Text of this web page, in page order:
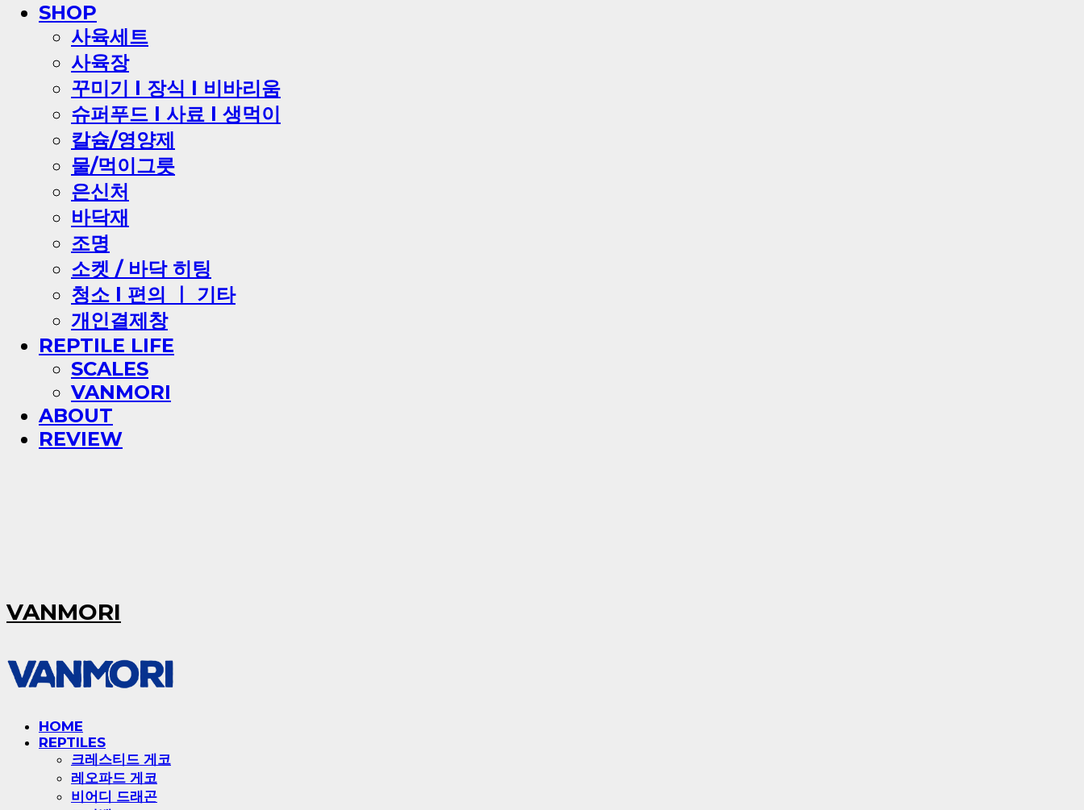
SHOP
사육세트
사육장
꾸미기 l 장식 l 비바리움
슈퍼푸드 l 사료 l 생먹이
칼슘/영양제
물/먹이그릇
은신처
바닥재
조명
소켓 / 바닥 히팅
청소 l 편의 ㅣ 기타
개인결제창
REPTILE LIFE
SCALES
VANMORI
ABOUT
REVIEW
VANMORI
HOME
REPTILES
크레스티드 게코
레오파드 게코
비어디 드래곤